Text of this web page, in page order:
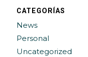
CATEGORÍAS
News
Personal
Uncategorized